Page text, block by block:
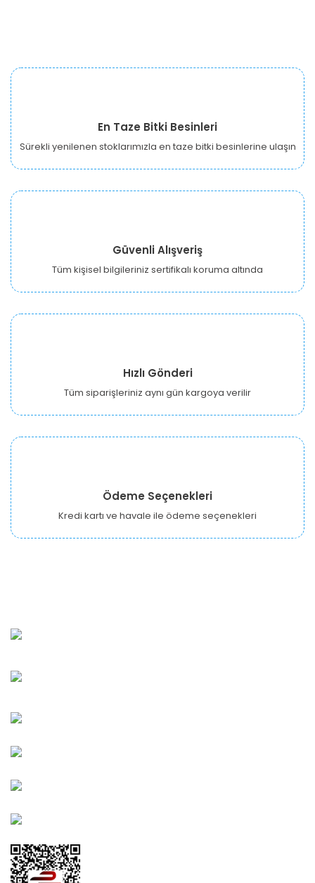
En Taze Bitki Besinleri
Sürekli yenilenen stoklarımızla en taze bitki besinlerine ulaşın
Güvenli Alışveriş
Tüm kişisel bilgileriniz sertifikalı koruma altında
Hızlı Gönderi
Tüm siparişleriniz aynı gün kargoya verilir
Ödeme Seçenekleri
Kredi kartı ve havale ile ödeme seçenekleri